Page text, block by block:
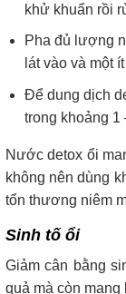
khử khuẩn rồi
Pha đủ lượng
lát vào và một
Để dung dịch
trong khoảng 1
Nước detox ổi
không nên dùng
tổn thương niêm
Sinh tố ổi
Giảm cân bằng
quả mà còn